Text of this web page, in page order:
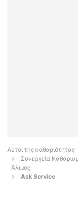
Αετοί της καθαριότητας
Συνεργεία
Άλιμος
Ask Service